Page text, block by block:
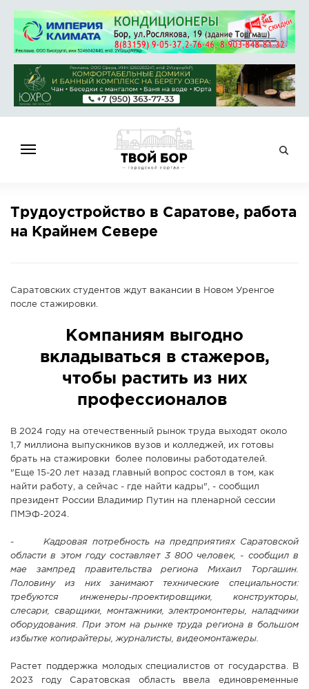
НОВОСТИ
СПРАВОЧНИК
АФИША
КОНКУРСЫ
ПРЕДЛОЖИТЬ НОВОСТЬ
ФОТО
Трудоустройство в Саратове, работа
на Крайнем Севере
Саратовских студентов ждут вакансии в Новом Уренгое
после стажировки.
Компаниям выгодно
вкладываться в стажеров,
чтобы растить из них
профессионалов
В 2024 году на отечественный рынок труда выходят около
1,7 миллиона выпускников вузов и колледжей, их готовы
брать на стажировки более половины работодателей.
"Еще 15-20 лет назад главный вопрос состоял в том, как
найти работу, а сейчас - где найти кадры", - сообщил
президент России Владимир Путин на пленарной сессии
ПМЭФ-2024.
- Кадровая потребность на предприятиях Саратовской
области в этом году составляет 3 800 человек, - сообщил в
мае зампред правительства региона Михаил Торгашин.
Половину из них занимают технические специальности:
требуются инженеры-проектировщики, конструкторы,
слесари, сварщики, монтажники, электромонтеры, наладчики
оборудования. При этом на рынке труда региона в большом
избытке копирайтеры, журналисты, видеомонтажеры.
Растет поддержка молодых специалистов от государства. В
2023 году Саратовская область ввела единовременные